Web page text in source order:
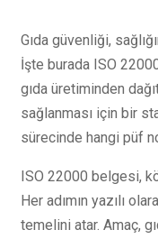
Gıda güvenliği,
İşte burada ISO
gıda üretiminden
sağlanması için bir
sürecinde hangi püf
ISO 22000 belgesi,
Her adımın yazılı
temelini atar. Amaç,